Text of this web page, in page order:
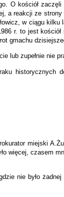
O kościół
reakcji ze
w ciągu
r. to jest
gmachu
lub zupełnie nie
historycznych
miejski
czasem
nie było